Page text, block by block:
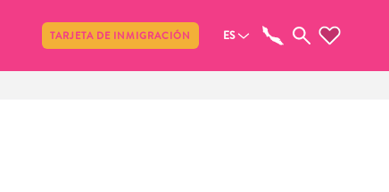
TARJETA DE INMIGRACIÓN ES Compartir